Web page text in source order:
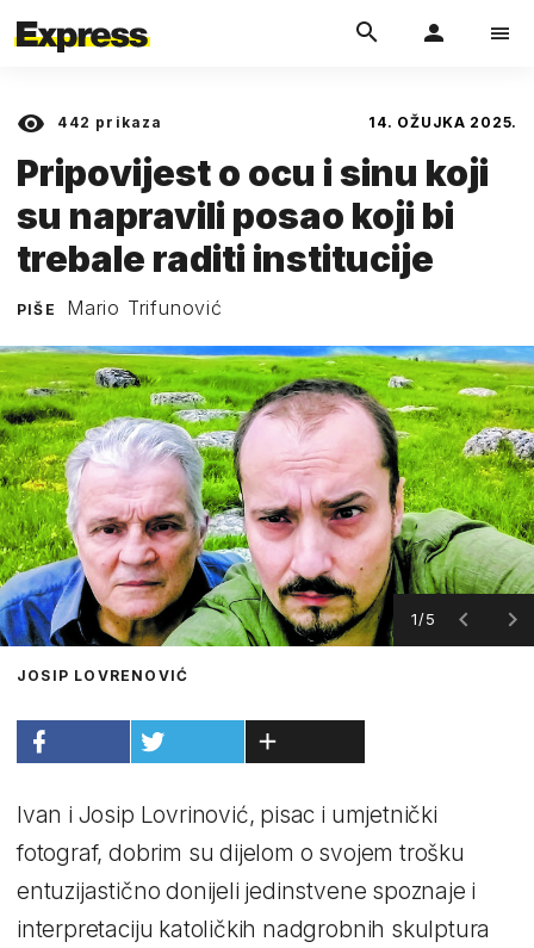
442 prikaza 14. OŽUJKA 2025.
Pripovijest o ocu i sinu koji
su napravili posao koji bi
trebale raditi institucije
PIŠE Mario Trifunović
1/5
JOSIP LOVRENOVIĆ
Ivan i Josip Lovrinović, pisac i umjetnički
fotograf, dobrim su dijelom o svojem trošku
entuzijastično donijeli jedinstvene spoznaje i
interpretaciju katoličkih nadgrobnih skulptura